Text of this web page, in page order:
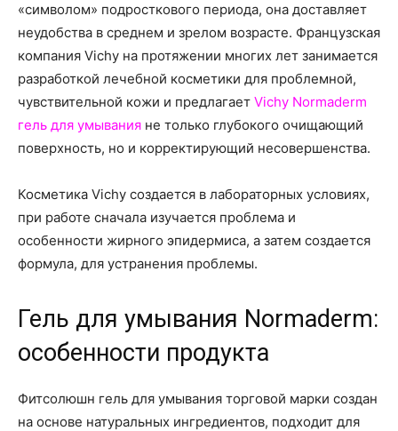
«символом» подросткового периода, она доставляет
неудобства в среднем и зрелом возрасте. Французская
компания Vichy на протяжении многих лет занимается
разработкой лечебной косметики для проблемной,
чувствительной кожи и предлагает Vichy Normaderm
гель для умывания не только глубокого очищающий
поверхность, но и корректирующий несовершенства.
Косметика Vichy создается в лабораторных условиях,
при работе сначала изучается проблема и
особенности жирного эпидермиса, а затем создается
формула, для устранения проблемы.
Гель для умывания Normaderm:
особенности продукта
Фитсолюшн гель для умывания торговой марки создан
на основе натуральных ингредиентов, подходит для